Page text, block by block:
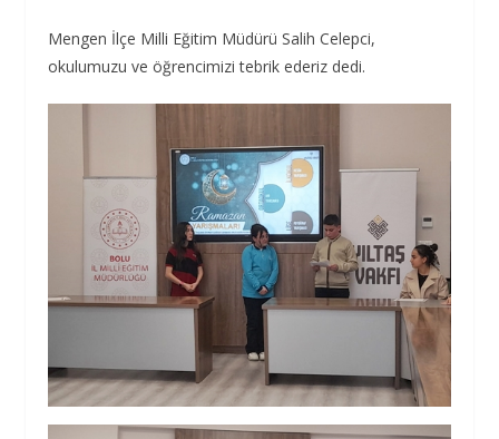
Mengen İlçe Milli Eğitim Müdürü Salih Celepci,
okulumuzu ve öğrencimizi tebrik ederiz dedi.